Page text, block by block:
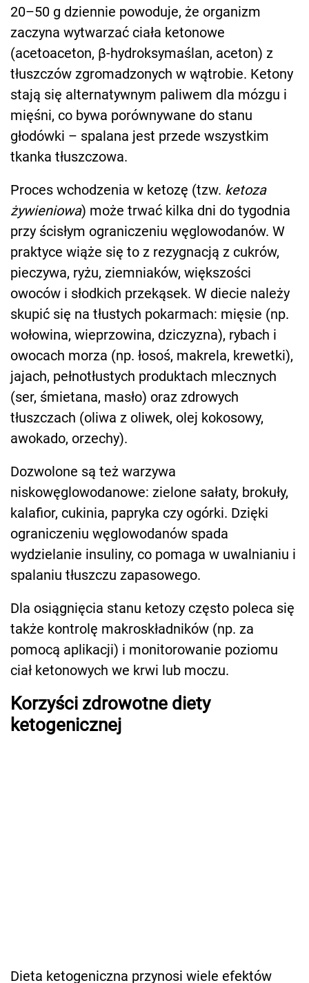
20–50 g dziennie powoduje, że organizm
zaczyna wytwarzać ciała ketonowe
(acetoaceton, β-hydroksymaślan, aceton) z
tłuszczów zgromadzonych w wątrobie. Ketony
stają się alternatywnym paliwem dla mózgu i
mięśni, co bywa porównywane do stanu
głodówki – spalana jest przede wszystkim
tkanka tłuszczowa.
Proces wchodzenia w ketozę (tzw. ketoza
żywieniowa) może trwać kilka dni do tygodnia
przy ścisłym ograniczeniu węglowodanów. W
praktyce wiąże się to z rezygnacją z cukrów,
pieczywa, ryżu, ziemniaków, większości
owoców i słodkich przekąsek. W diecie należy
skupić się na tłustych pokarmach: mięsie (np.
wołowina, wieprzowina, dziczyzna), rybach i
owocach morza (np. łosoś, makrela, krewetki),
jajach, pełnotłustych produktach mlecznych
(ser, śmietana, masło) oraz zdrowych
tłuszczach (oliwa z oliwek, olej kokosowy,
awokado, orzechy).
Dozwolone są też warzywa
niskowęglowodanowe: zielone sałaty, brokuły,
kalafior, cukinia, papryka czy ogórki. Dzięki
ograniczeniu węglowodanów spada
wydzielanie insuliny, co pomaga w uwalnianiu i
spalaniu tłuszczu zapasowego.
Dla osiągnięcia stanu ketozy często poleca się
także kontrolę makroskładników (np. za
pomocą aplikacji) i monitorowanie poziomu
ciał ketonowych we krwi lub moczu.
Korzyści zdrowotne diety
ketogenicznej
Dieta ketogeniczna przynosi wiele efektów